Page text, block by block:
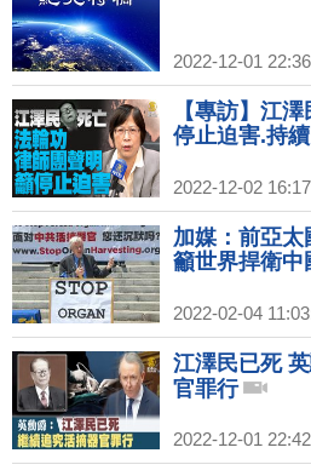
2022-12-01
【專訪】江
停止迫害.持
2022-12-02
加媒：前亞
籲世界捍衛中
2022-02-04
江澤民已死
官罪行
2022-12-01